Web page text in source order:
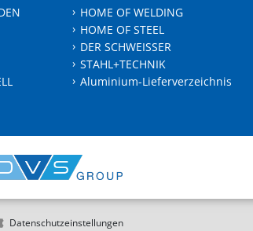
HOME OF WELDING
HOME OF STEEL
DER SCHWEISSER
STAHL+TECHNIK
Aluminium-Lieferverzeichnis
Datenschutzeinstellungen